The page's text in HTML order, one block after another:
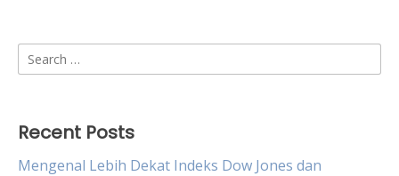
Search
for:
Recent Posts
Mengenal Lebih Dekat Indeks Dow Jones dan